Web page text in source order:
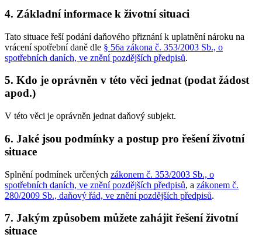
4. Základní informace k životní situaci
Tato situace řeší podání daňového přiznání k uplatnění nároku na
vrácení spotřební daně dle § 56a zákona č. 353/2003 Sb., o
spotřebních daních, ve znění pozdějších předpisů.
5. Kdo je oprávněn v této věci jednat (podat žádost
apod.)
V této věci je oprávněn jednat daňový subjekt.
6. Jaké jsou podmínky a postup pro řešení životní
situace
Splnění podmínek určených zákonem č. 353/2003 Sb., o
spotřebních daních, ve znění pozdějších předpisů, a zákonem č.
280/2009 Sb., daňový řád, ve znění pozdějších předpisů.
7. Jakým způsobem můžete zahájit řešení životní
situace